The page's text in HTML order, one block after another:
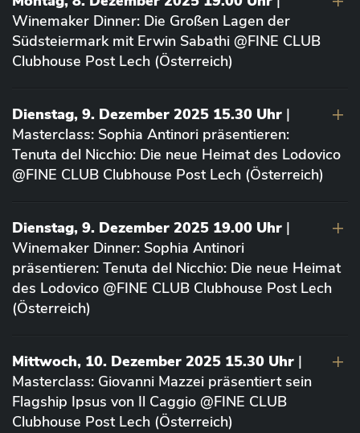
Winemaker Dinner: Die Großen Lagen der
Südsteiermark mit Erwin Sabathi @FINE CLUB
Clubhouse Post Lech (Österreich)
Dienstag, 9. Dezember 2025 15.30 Uhr |
Masterclass: Sophia Antinori präsentieren:
Tenuta del Nicchio: Die neue Heimat des Lodovico
@FINE CLUB Clubhouse Post Lech (Österreich)
Dienstag, 9. Dezember 2025 19.00 Uhr |
Winemaker Dinner: Sophia Antinori
präsentieren: Tenuta del Nicchio: Die neue Heimat
des Lodovico @FINE CLUB Clubhouse Post Lech
(Österreich)
Mittwoch, 10. Dezember 2025 15.30 Uhr |
Masterclass: Giovanni Mazzei präsentiert sein
Flagship Ipsus von Il Caggio @FINE CLUB
Clubhouse Post Lech (Österreich)